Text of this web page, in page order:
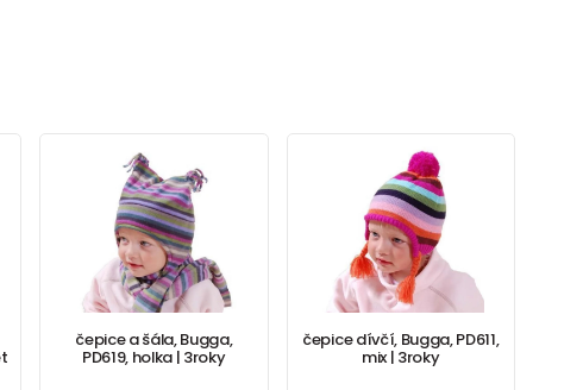
čepice a šála, Bugga,
PD619, holka | 3roky
čepice dívčí, Bugga, PD611,
mix | 3roky